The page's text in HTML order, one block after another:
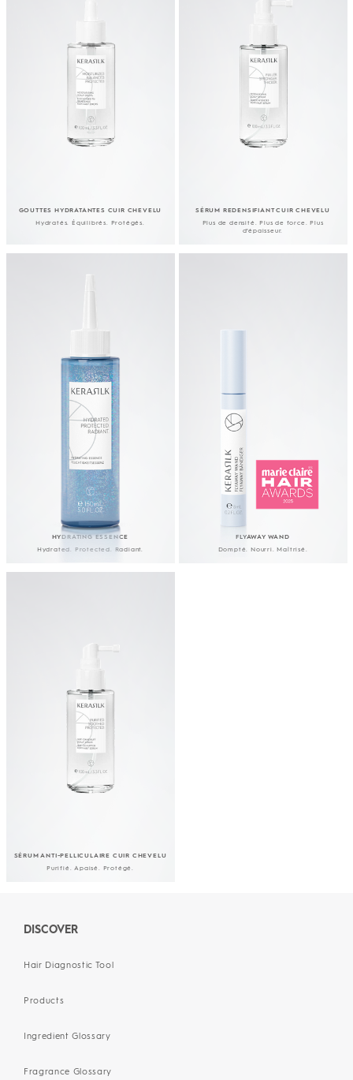
GOUTTES HYDRATANTES CUIR CHEVELU
Hydratés. Équilibrés. Protégés.
SÉRUM REDENSIFIANT CUIR CHEVELU
Plus de densité. Plus de force. Plus
d’épaisseur.
HYDRATING ESSENCE
Hydrated. Protected. Radiant.
FLYAWAY WAND
Dompté. Nourri. Maîtrisé.
SÉRUM ANTI-PELLICULAIRE CUIR CHEVELU
Purifié. Apaisé. Protégé.
DISCOVER
Hair Diagnostic Tool
Products
Ingredient Glossary
Fragrance Glossary